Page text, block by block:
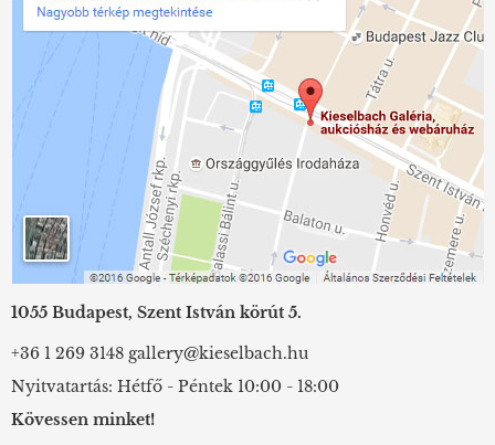
1055 Budapest, Szent István körút 5.
+36 1 269 3148 gallery@kieselbach.hu
Nyitvatartás: Hétfő - Péntek 10:00 - 18:00
Kövessen minket!